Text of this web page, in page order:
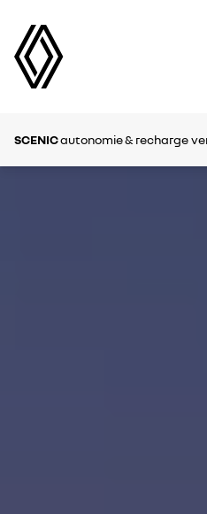
SCENICautonomie & recharge